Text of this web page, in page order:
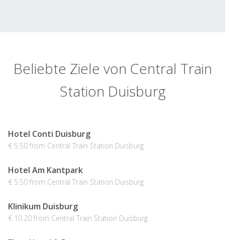
Beliebte Ziele von Central Train
Station Duisburg
Hotel Conti Duisburg
€ 5.50 from Central Train Station Duisburg
Hotel Am Kantpark
€ 5.50 from Central Train Station Duisburg
Klinikum Duisburg
€ 10.20 from Central Train Station Duisburg